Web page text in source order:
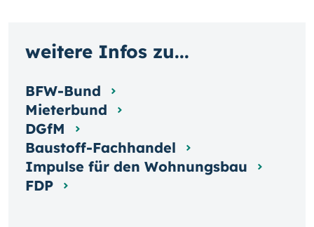
weitere Infos zu...
BFW-Bund
Mieterbund
DGfM
Baustoff-Fachhandel
Impulse für den Wohnungsbau
FDP